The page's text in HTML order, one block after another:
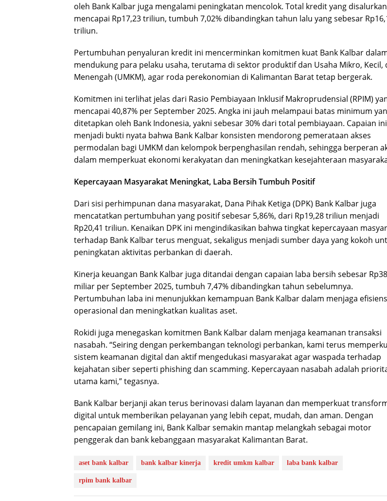
oleh Bank Kalbar juga mengalami peningkatan mencolok. Total kredit yang disalurkan
mencapai Rp17,23 triliun, tumbuh 7,02% dibandingkan tahun lalu yang sebesar
triliun.
Pertumbuhan penyaluran kredit ini mencerminkan komitmen kuat Bank Kalbar
mendukung para pelaku usaha, terutama di sektor produktif dan Usaha Mikro, Kecil,
Menengah (UMKM), agar roda perekonomian di Kalimantan Barat tetap bergerak.
Komitmen ini terlihat jelas dari Rasio Pembiayaan Inklusif Makroprudensial (RPIM)
mencapai 40,87% per September 2025. Angka ini jauh melampaui batas minimum
ditetapkan oleh Bank Indonesia, yakni sebesar 30% dari total pembiayaan. Capaian ini
menjadi bukti nyata bahwa Bank Kalbar konsisten mendorong pemerataan akses
permodalan bagi UMKM dan kelompok berpenghasilan rendah, sehingga berperan
dalam memperkuat ekonomi kerakyatan dan meningkatkan kesejahteraan
Kepercayaan Masyarakat Meningkat, Laba Bersih Tumbuh Positif
Dari sisi perhimpunan dana masyarakat, Dana Pihak Ketiga (DPK) Bank Kalbar juga
mencatatkan pertumbuhan yang positif sebesar 5,86%, dari Rp19,28 triliun menjadi
Rp20,41 triliun. Kenaikan DPK ini mengindikasikan bahwa tingkat kepercayaan
terhadap Bank Kalbar terus menguat, sekaligus menjadi sumber daya yang kokoh
peningkatan aktivitas perbankan di daerah.
Kinerja keuangan Bank Kalbar juga ditandai dengan capaian laba bersih sebesar
miliar per September 2025, tumbuh 7,47% dibandingkan tahun sebelumnya.
Pertumbuhan laba ini menunjukkan kemampuan Bank Kalbar dalam menjaga
operasional dan meningkatkan kualitas aset.
Rokidi juga menegaskan komitmen Bank Kalbar dalam menjaga keamanan transaksi
nasabah. “Seiring dengan perkembangan teknologi perbankan, kami terus
sistem keamanan digital dan aktif mengedukasi masyarakat agar waspada terhadap
kejahatan siber seperti phishing dan scamming. Kepercayaan nasabah adalah
utama kami,” tegasnya.
Bank Kalbar berjanji akan terus berinovasi dalam layanan dan memperkuat
digital untuk memberikan pelayanan yang lebih cepat, mudah, dan aman. Dengan
pencapaian gemilang ini, Bank Kalbar semakin mantap melangkah sebagai motor
penggerak dan bank kebanggaan masyarakat Kalimantan Barat.
aset bank kalbar bank kalbar kinerja kredit umkm kalbar laba bank kalbar
rpim bank kalbar